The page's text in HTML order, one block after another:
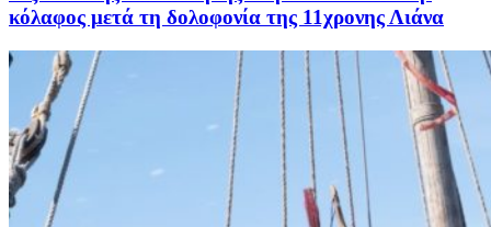
κόλαφος μετά τη δολοφονία της 11χρονης Λιάνα